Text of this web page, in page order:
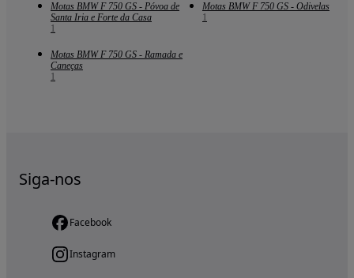
Motas BMW F 750 GS - Póvoa de
Santa Iria e Forte da Casa
1
Motas BMW F 750 GS - Odivelas
1
Motas BMW F 750 GS - Ramada e
Caneças
1
Siga-nos
Facebook
Instagram